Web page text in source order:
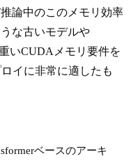
論中のこのメモリ効率
な古いモデルや
いCUDAメモリ要件を
イに非常に適したも
ベースのアーキ